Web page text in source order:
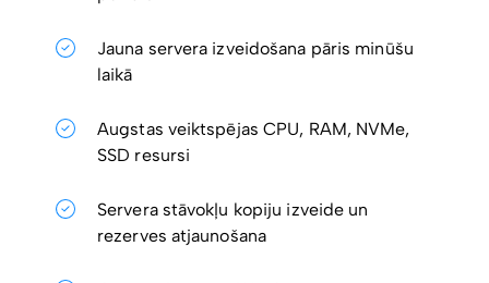
Jauna servera izveidošana pāris minūšu
laikā
Augstas veiktspējas CPU, RAM, NVMe,
SSD resursi
Servera stāvokļu kopiju izveide un
rezerves atjaunošana